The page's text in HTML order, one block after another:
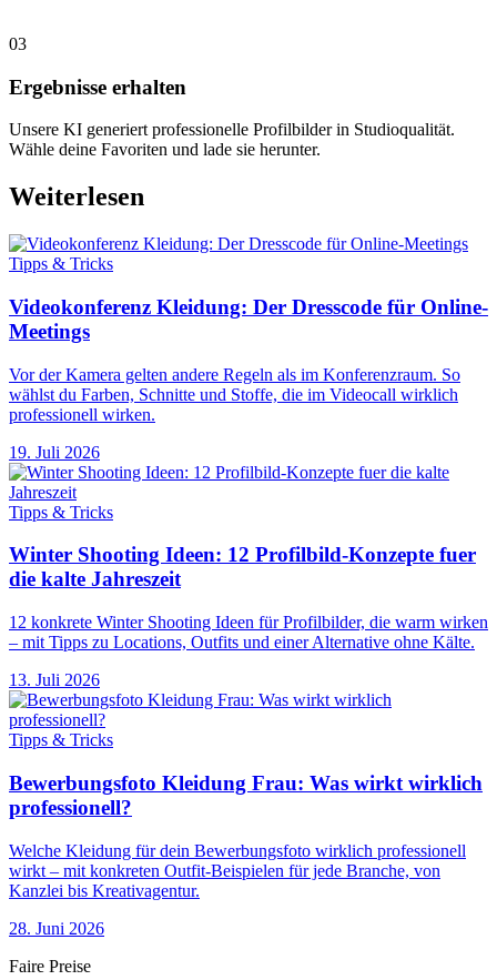
03
Ergebnisse erhalten
Unsere KI generiert professionelle Profilbilder in Studioqualität.
Wähle deine Favoriten und lade sie herunter.
Weiterlesen
Tipps & Tricks
Videokonferenz Kleidung: Der Dresscode für Online-
Meetings
Vor der Kamera gelten andere Regeln als im Konferenzraum. So
wählst du Farben, Schnitte und Stoffe, die im Videocall wirklich
professionell wirken.
19. Juli 2026
Tipps & Tricks
Winter Shooting Ideen: 12 Profilbild-Konzepte fuer
die kalte Jahreszeit
12 konkrete Winter Shooting Ideen für Profilbilder, die warm wirken
– mit Tipps zu Locations, Outfits und einer Alternative ohne Kälte.
13. Juli 2026
Tipps & Tricks
Bewerbungsfoto Kleidung Frau: Was wirkt wirklich
professionell?
Welche Kleidung für dein Bewerbungsfoto wirklich professionell
wirkt – mit konkreten Outfit-Beispielen für jede Branche, von
Kanzlei bis Kreativagentur.
28. Juni 2026
Faire Preise